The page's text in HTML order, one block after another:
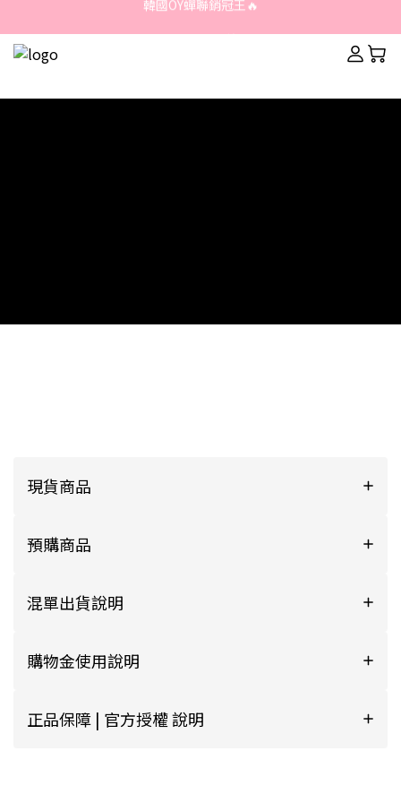
韓國OY蟬聯銷冠王🔥
So Natural FIXX總公司
現貨商品
預購商品
混單出貨說明
購物金使用說明
正品保障 | 官方授權 說明